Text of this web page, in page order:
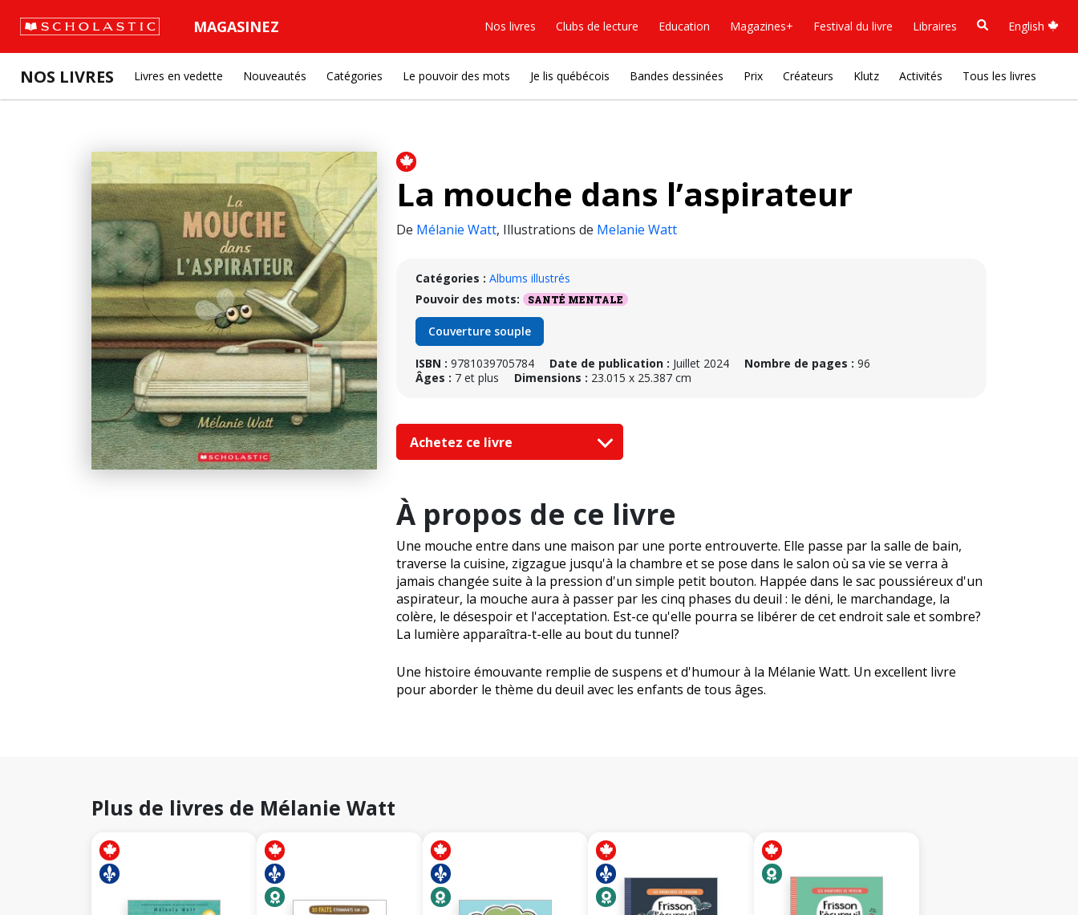
MAGASINEZ Nos livres Clubs de lecture Education Magazines+ Festival du livre Libraires English
NOS LIVRES Livres en vedette Nouveautés Catégories Le pouvoir des mots Je lis québécois Bandes dessinées Prix Créateurs Klutz Activités Tous les livres
La mouche dans l’aspirateur
De Mélanie Watt, Illustrations de Melanie Watt
Catégories : Albums illustrés
Pouvoir des mots:
SANTÉ MENTALE
Couverture souple
ISBN : 9781039705784 Date de publication : Juillet 2024 Nombre de pages : 96
Âges : 7 et plus Dimensions : 23.015 x 25.387 cm
Achetez ce livre
À propos de ce livre
Une mouche entre dans une maison par une porte entrouverte. Elle passe par la salle de bain,
traverse la cuisine, zigzague jusqu'à la chambre et se pose dans le salon où sa vie se verra à
jamais changée suite à la pression d'un simple petit bouton. Happée dans le sac poussiéreux d'un
aspirateur, la mouche aura à passer par les cinq phases du deuil : le déni, le marchandage, la
colère, le désespoir et l'acceptation. Est-ce qu'elle pourra se libérer de cet endroit sale et sombre?
La lumière apparaîtra-t-elle au bout du tunnel?
Une histoire émouvante remplie de suspens et d'humour à la Mélanie Watt. Un excellent livre
pour aborder le thème du deuil avec les enfants de tous âges.
Plus de livres de Mélanie Watt